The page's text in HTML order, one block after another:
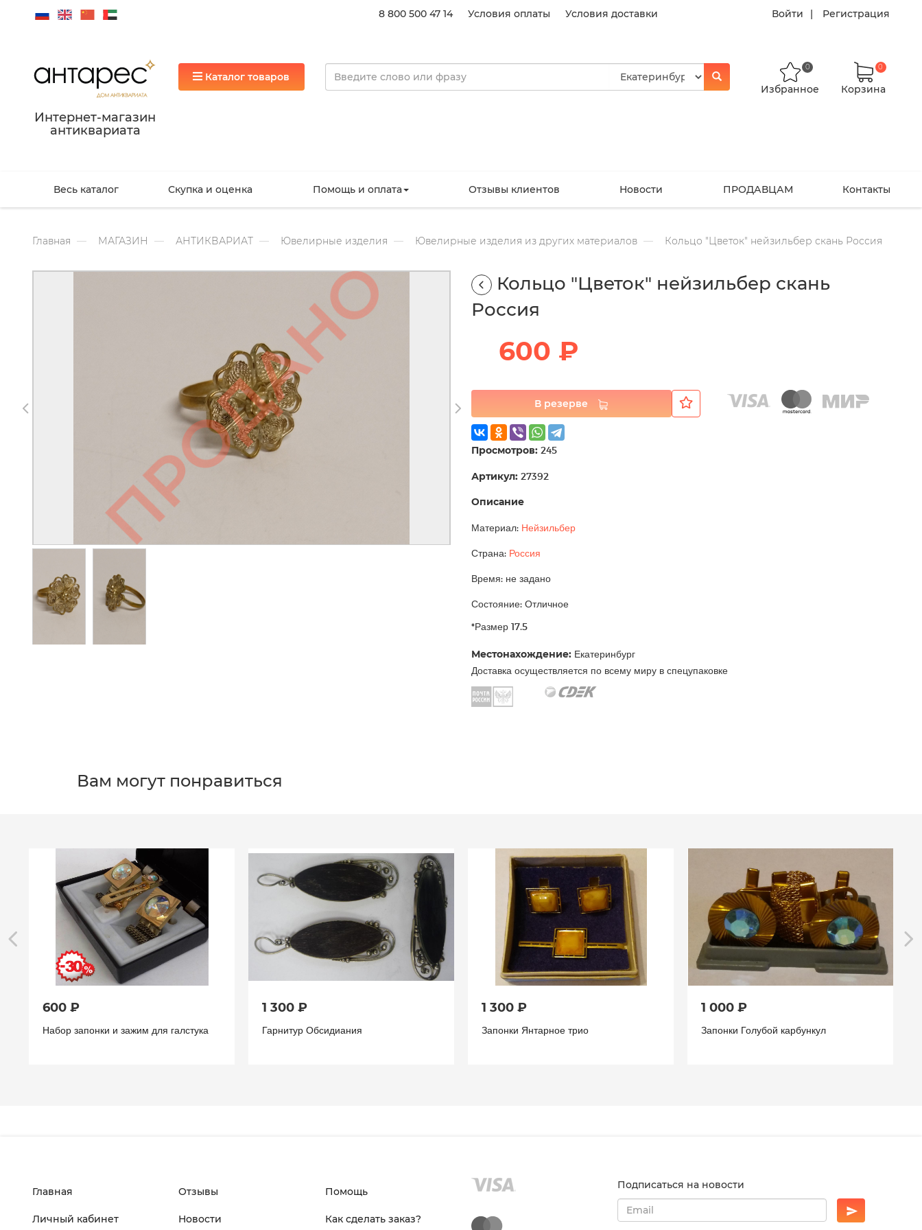
8 800 500 47 14 Условия оплаты Условия доставки Войти Регистрация
Интернет-магазин
антиквариата
Каталог товаров
Избранное
0
Корзина
0
Весь каталог Скупка и оценка Помощь и оплата Отзывы клиентов Новости ПРОДАВЦАМ Контакты
Главная МАГАЗИН АНТИКВАРИАТ Ювелирные изделия Ювелирные изделия из других материалов Кольцо "Цветок" нейзильбер скань Россия
Кольцо "Цветок" нейзильбер скань
Россия
600 ₽
В резерве
Просмотров: 245
Артикул: 27392
Описание
Материал: Нейзильбер
Страна: Россия
Время: не задано
Состояние: Отличное
*Размер 17.5
Местонахождение: Екатеринбург
Доставка осуществляется по всему миру в спецупаковке
Вам могут понравиться
600 ₽
Набор запонки и зажим для галстука
1 300 ₽
Гарнитур Обсидиания
1 300 ₽
Запонки Янтарное трио
1 000 ₽
Запонки Голубой карбункул
Главная
Личный кабинет
Отзывы
Новости
Помощь
Как сделать заказ?
Подписаться на новости